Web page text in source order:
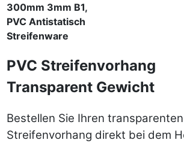
300mm 3mm B1,
PVC Antistatisch
Streifenware
PVC Streifenvorhang
Transparent Gewicht
Bestellen Sie Ihren
Streifenvorhang direkt bei dem